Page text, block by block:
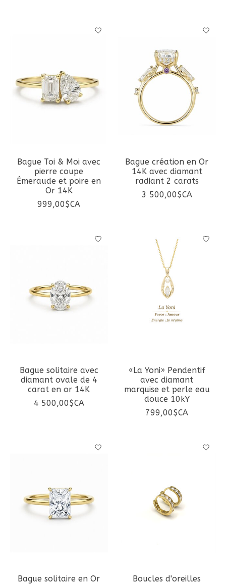
Bague Toi & Moi avec
pierre coupe
Émeraude et poire en
Or 14K
999,00$CA
Bague création en Or
14K avec diamant
radiant 2 carats
3 500,00$CA
Bague solitaire avec
diamant ovale de 4
carat en or 14K
4 500,00$CA
«La Yoni» Pendentif
avec diamant
marquise et perle eau
douce 10kY
799,00$CA
Bague solitaire en Or
Boucles d'oreilles